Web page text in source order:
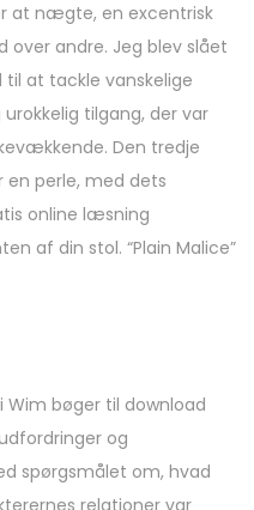
at nægte, en excentrisk
over andre. Jeg blev slået
at tackle vanskelige
tilgang, der var
Den tredje
en perle, med dets
online læsning
af din stol. “Plain Malice”
Wim bøger til download
og
spørgsmålet om, hvad